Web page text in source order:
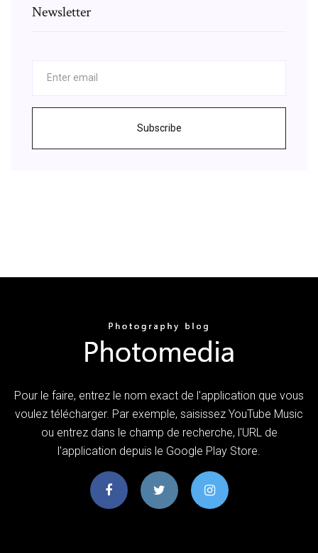
Newsletter
Subscribe
Pour le faire, entrez le nom exact de l'application que vous
voulez télécharger. Par exemple, saisissez YouTube Music
ou entrez dans le champ de recherche, l'URL de
l'application depuis le Google Play Store.